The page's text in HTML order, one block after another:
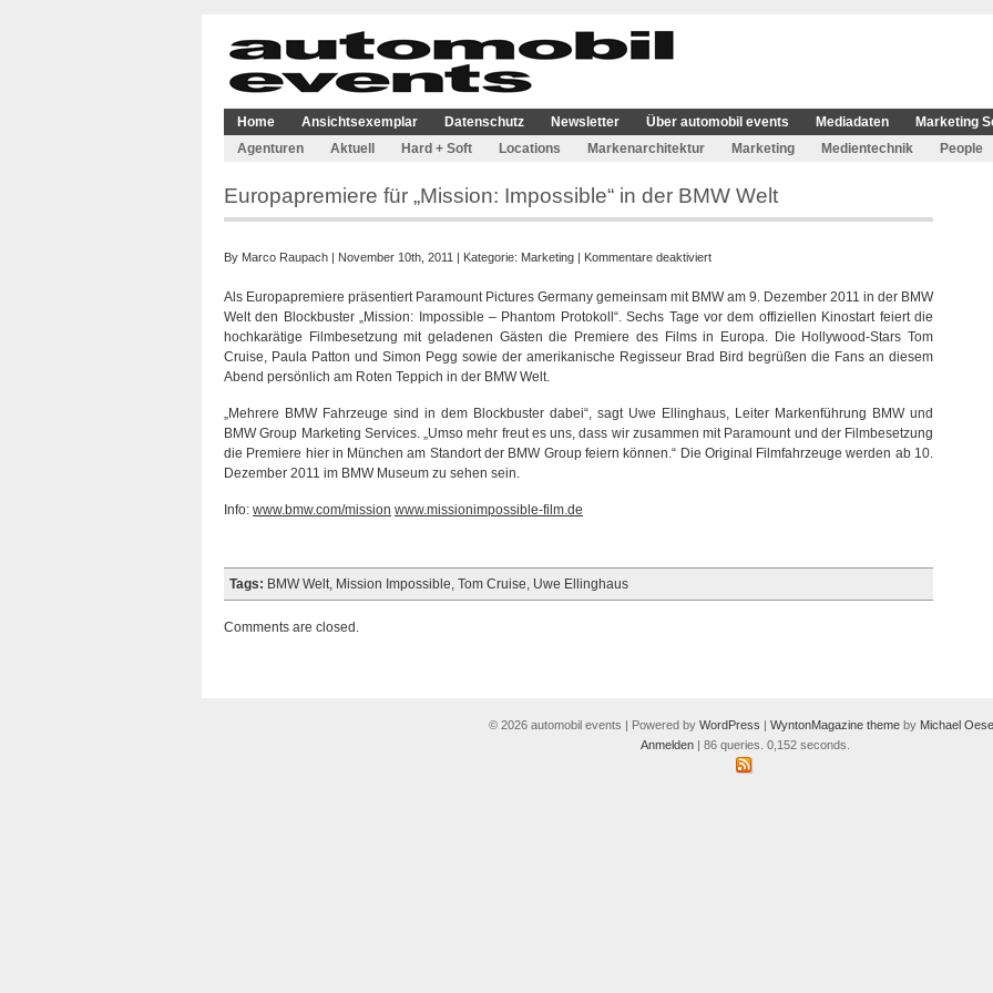
Home Ansichtsexemplar Datenschutz Newsletter Über automobil events Mediadaten
Marketing
Agenturen
Aktuell Hard + Soft Locations Markenarchitektur Marketing Medientechnik People
Europapremiere für „Mission: Impossible“ in der BMW Welt
By Marco Raupach | November 10th, 2011 | Kategorie: Marketing | Kommentare deaktiviertfür
für
„Mission:
Impossible“
in
Welt
Als Europapremiere präsentiert Paramount Pictures Germany gemeinsam mit BMW am 9. Dezember 2011 in der BMW
Welt den Blockbuster „Mission: Impossible – Phantom Protokoll“. Sechs Tage vor dem offiziellen Kinostart feiert die
hochkarätige Filmbesetzung mit geladenen Gästen die Premiere des Films in Europa. Die Hollywood-Stars Tom
Cruise, Paula Patton und Simon Pegg sowie der amerikanische Regisseur Brad Bird begrüßen die Fans an diesem
Abend persönlich am Roten Teppich in der BMW Welt.
„Mehrere BMW Fahrzeuge sind in dem Blockbuster dabei“, sagt Uwe Ellinghaus, Leiter Markenführung BMW und
BMW Group Marketing Services. „Umso mehr freut es uns, dass wir zusammen mit Paramount und der Filmbesetzung
die Premiere hier in München am Standort der BMW Group feiern können.“ Die Original Filmfahrzeuge werden ab 10.
Dezember 2011 im BMW Museum zu sehen sein.
Info: www.bmw.com/mission www.missionimpossible-film.de
Tags: BMW Welt, Mission Impossible, Tom Cruise, Uwe Ellinghaus
Comments are closed.
© 2026 automobil events | Powered by WordPress | WyntonMagazine theme by Michael
Anmelden| 86 queries. 0,152 seconds.